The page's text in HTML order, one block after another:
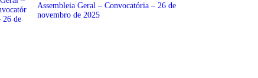
Assembleia Geral – Convocatória – 26 de
novembro de 2025